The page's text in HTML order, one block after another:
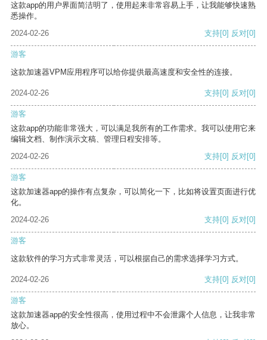
这款app的用户界面简洁明了，使用起来非常容易上手，让我能够快速熟
悉操作。
2024-02-26
支持[0] 反对[0]
游客
这款加速器VPM应用程序可以给你提供最高速度和安全性的连接。
2024-02-26 支持[0] 反对[0]
游客
这款app的功能非常强大，可以满足我所有的工作需求。我可以使用它来
编辑文档、制作演示文稿、管理日程安排等。
2024-02-26
支持[0] 反对[0]
游客
这款加速器app的操作有点复杂，可以简化一下，比如将设置页面进行优
化。
2024-02-26
支持[0] 反对[0]
游客
这款软件的学习方式非常灵活，可以根据自己的需求选择学习方式。
2024-02-26 支持[0] 反对[0]
游客
这款加速器app的安全性很高，使用过程中不会泄露个人信息，让我非常
放心。